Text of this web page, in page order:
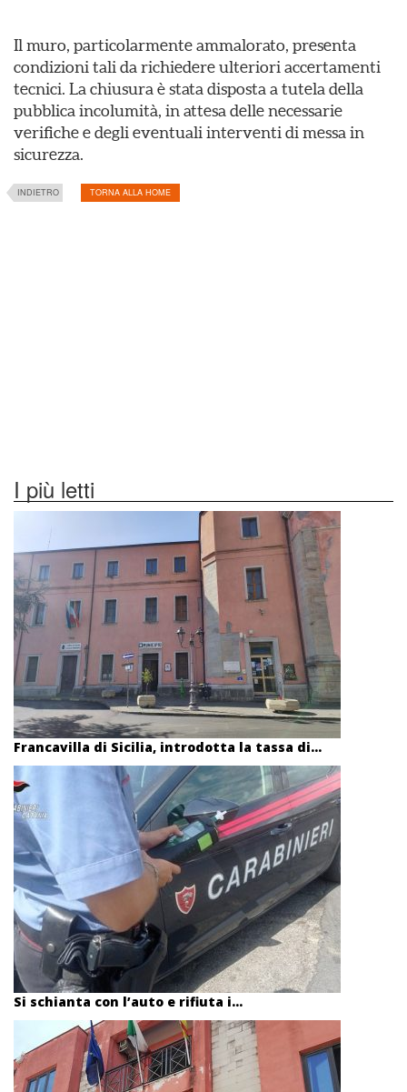
Il muro, particolarmente ammalorato, presenta
condizioni tali da richiedere ulteriori accertamenti
tecnici. La chiusura è stata disposta a tutela della
pubblica incolumità, in attesa delle necessarie
verifiche e degli eventuali interventi di messa in
sicurezza.
INDIETRO TORNA ALLA HOME
I più letti
Francavilla di Sicilia, introdotta la tassa di...
Si schianta con l’auto e rifiuta i...